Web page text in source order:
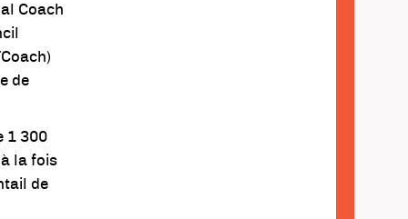
Coach
de
1 300
la fois
de